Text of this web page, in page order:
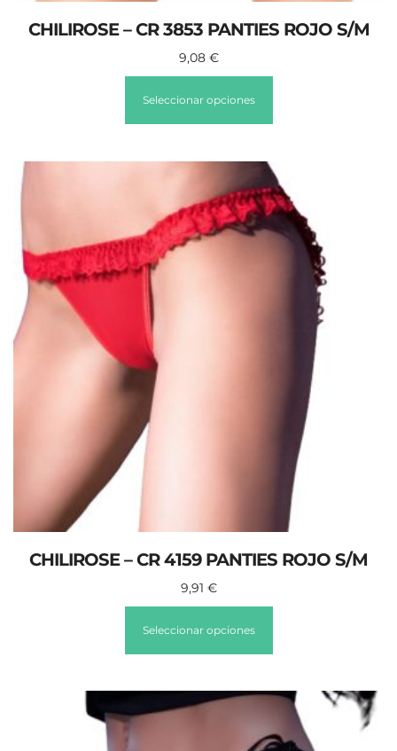
CHILIROSE – CR 3853 PANTIES ROJO S/M
9,08 €
Seleccionar opciones
CHILIROSE – CR 4159 PANTIES ROJO S/M
9,91 €
Seleccionar opciones